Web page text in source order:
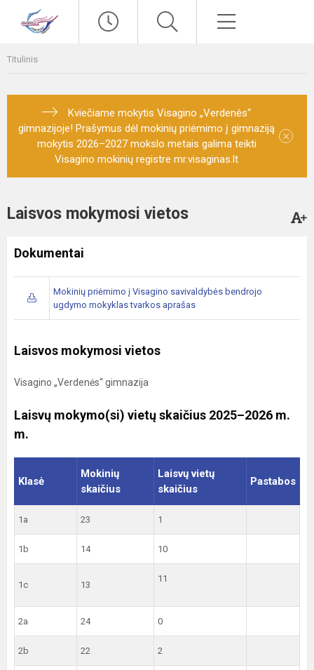
Titulinis
Kviečiame mokytis Visagino „Verdenės“
gimnazijoje! Prašymus dėl mokinių priėmimo į gimnaziją
mokytis 2026–2027 mokslo metais galima teikti
Visagino mokinių registre mr.visaginas.lt
×
Laisvos mokymosi vietos
Dokumentai
Mokinių priėmimo į Visagino savivaldybės bendrojo
ugdymo mokyklas tvarkos aprašas
Laisvos mokymosi vietos
Visagino „Verdenės“ gimnazija
Laisvų mokymo(si) vietų skaičius 2025–2026 m.
m.
Klasė
Mokinių
skaičius
Laisvų vietų
skaičius
Pastabos
1a 23 1
1b 14 10
1c 13
11
2a 24 0
2b 22 2